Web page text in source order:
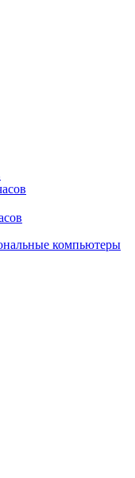
компьютеры